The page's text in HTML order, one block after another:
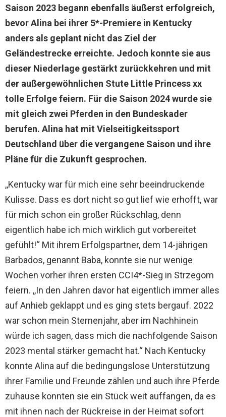
Saison 2023 begann ebenfalls äußerst erfolgreich,
bevor Alina bei ihrer 5*-Premiere in Kentucky
anders als geplant nicht das Ziel der
Geländestrecke erreichte. Jedoch konnte sie aus
dieser Niederlage gestärkt zurückkehren und mit
der außergewöhnlichen Stute Little Princess xx
tolle Erfolge feiern. Für die Saison 2024 wurde sie
mit gleich zwei Pferden in den Bundeskader
berufen. Alina hat mit Vielseitigkeitssport
Deutschland über die vergangene Saison und ihre
Pläne für die Zukunft gesprochen.
,,Kentucky war für mich eine sehr beeindruckende
Kulisse. Dass es dort nicht so gut lief wie erhofft, war
für mich schon ein großer Rückschlag, denn
eigentlich habe ich mich wirklich gut vorbereitet
gefühlt!“ Mit ihrem Erfolgspartner, dem 14-jährigen
Barbados, genannt Baba, konnte sie nur wenige
Wochen vorher ihren ersten CCI4*-Sieg in Strzegom
feiern. ,,In den Jahren davor hat eigentlich immer alles
auf Anhieb geklappt und es ging stets bergauf. 2022
war schon mein Sternenjahr, aber im Nachhinein
würde ich sagen, dass mich die nachfolgende Saison
2023 mental stärker gemacht hat.“ Nach Kentucky
konnte Alina auf die bedingungslose Unterstützung
ihrer Familie und Freunde zählen und auch ihre Pferde
zuhause konnten sie ein Stück weit auffangen, da es
mit ihnen nach der Rückreise in der Heimat sofort